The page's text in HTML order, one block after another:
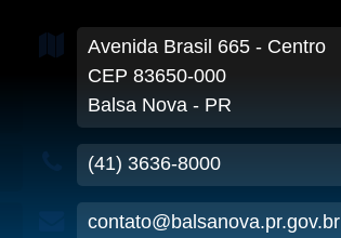
Avenida Brasil 665 - Centro
CEP 83650-000
Balsa Nova - PR
(41) 3636-8000
contato@balsanova.pr.gov.br